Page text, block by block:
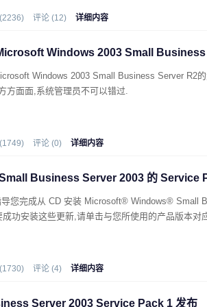
评论 (12) 详细内容
Windows 2003 Small
Windows 2003 Small Business Server R2
方面面,系统管理员不可以错过.
评论 (0) 详细内容
Business Server 2003 的 Service
您完成从 CD 安装 Microsoft® Windows® Small
成功安装这些更新,请单击与您所使用的产品版本
评论 (4) 详细内容
Server 2003 Service Pack 1 发布